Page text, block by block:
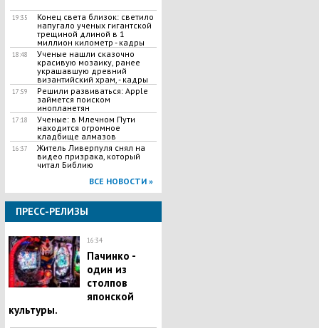
19:35
Конец света близок: светило
напугало ученых гигантской
трещиной длиной в 1
миллион километр - кадры
18:48
Ученые нашли сказочно
красивую мозаику, ранее
украшавшую древний
византийский храм, - кадры
17:59
Решили развиваться: Apple
займется поиском
инопланетян
17:18
Ученые: в Млечном Пути
находится огромное
кладбище алмазов
16:37
Житель Ливерпуля снял на
видео призрака, который
читал Библию
ВСЕ НОВОСТИ »
ПРЕСС-РЕЛИЗЫ
16:34
Пачинко -
один из
столпов
японской
культуры.